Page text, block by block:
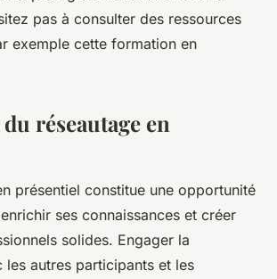
pas à consulter des ressources
exemple cette formation en
réseautage en
présentiel constitue une opportunité
ses connaissances et créer
solides. Engager la
les autres participants et les